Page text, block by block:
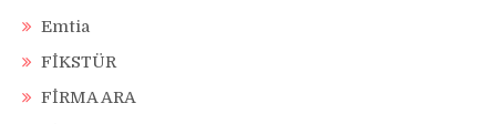
Emtia
FİKSTÜR
FİRMA ARA